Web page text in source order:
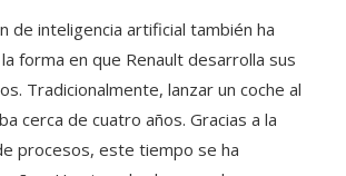
de inteligencia artificial también ha
forma en que Renault desarrolla sus
Tradicionalmente, lanzar un coche al
cerca de cuatro años. Gracias a la
procesos, este tiempo se ha